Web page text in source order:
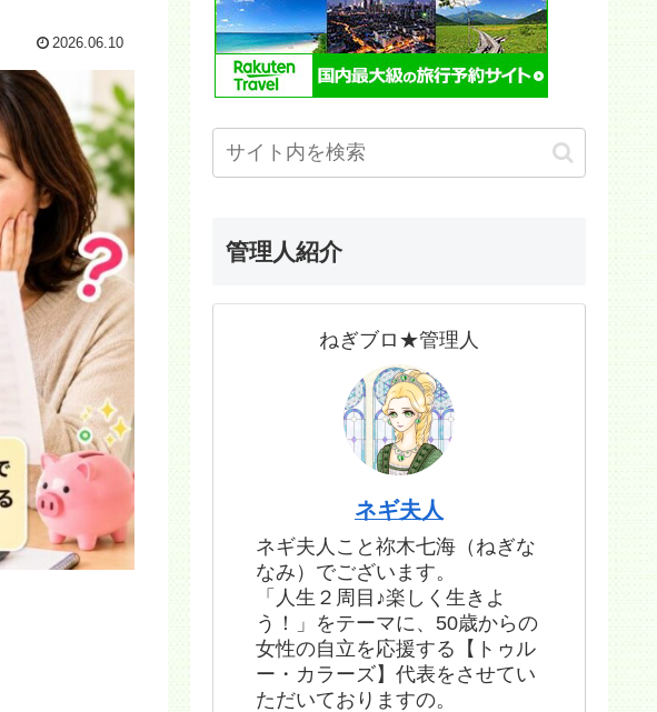
2026.06.10
管理人紹介
ねぎブロ★管理人
ネギ夫人
ネギ夫人こと祢木七海（ねぎな
なみ）でございます。
「人生２周目♪楽しく生きよ
う！」をテーマに、50歳からの
女性の自立を応援する【トゥル
ー・カラーズ】代表をさせてい
ただいておりますの。